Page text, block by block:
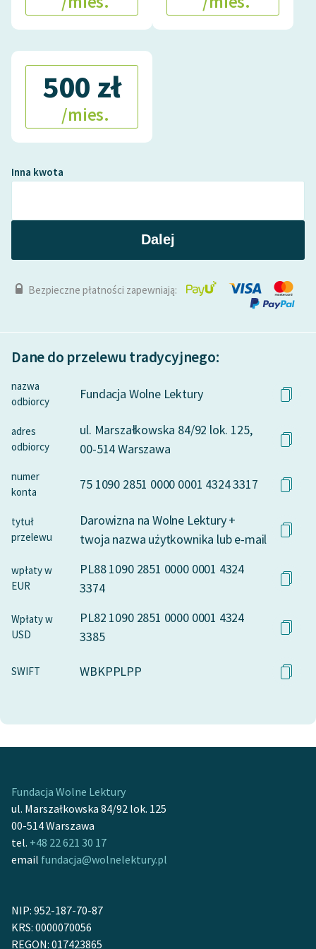
Zasady wykorzystania
Logotypy
Materiały promocyjne
Polityka prywatności
Informacja o treściach
500 zł
/mies.
Inna kwota
Dalej
Bezpieczne płatności zapewniają:
Dane do przelewu tradycyjnego:
nazwa
odbiorcy
Fundacja Wolne Lektury
adres
odbiorcy
ul. Marszałkowska 84/92 lok. 125,
00-514 Warszawa
numer
konta
75 1090 2851 0000 0001 4324 3317
tytuł
przelewu
Darowizna na Wolne Lektury +
twoja nazwa użytkownika lub e-mail
wpłaty w
EUR
PL88 1090 2851 0000 0001 4324
3374
Wpłaty w
USD
PL82 1090 2851 0000 0001 4324
3385
SWIFT WBKPPLPP
Fundacja Wolne Lektury
ul. Marszałkowska 84/92 lok. 125
00-514 Warszawa
tel. +48 22 621 30 17
email fundacja@wolnelektury.pl
NIP: 952-187-70-87
KRS: 0000070056
REGON: 017423865